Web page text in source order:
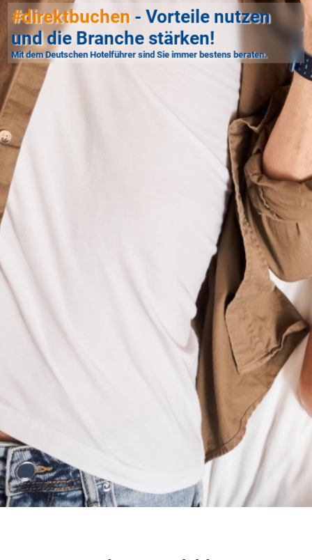
#direktbuchen - Vorteile nutzen
und die Branche stärken!
Mit dem Deutschen Hotelführer sind Sie immer bestens beraten.